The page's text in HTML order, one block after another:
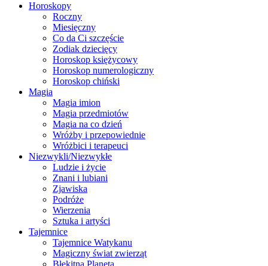
Horoskopy
Roczny
Miesięczny
Co da Ci szczęście
Zodiak dziecięcy
Horoskop księżycowy
Horoskop numerologiczny
Horoskop chiński
Magia
Magia imion
Magia przedmiotów
Magia na co dzień
Wróżby i przepowiednie
Wróżbici i terapeuci
Niezwykli/Niezwykłe
Ludzie i życie
Znani i lubiani
Zjawiska
Podróże
Wierzenia
Sztuka i artyści
Tajemnice
Tajemnice Watykanu
Magiczny świat zwierząt
Błękitna Planeta